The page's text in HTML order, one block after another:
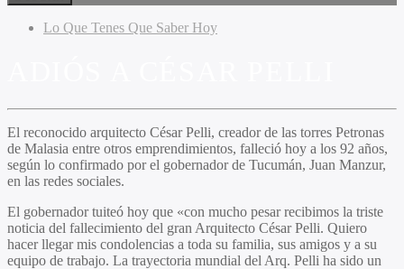
Lo Que Tenes Que Saber Hoy
El reconocido arquitecto César Pelli, creador de las torres Petronas
de Malasia entre otros emprendimientos, falleció hoy a los 92 años,
según lo confirmado por el gobernador de Tucumán, Juan Manzur,
en las redes sociales.
El gobernador tuiteó hoy que «con mucho pesar recibimos la triste
noticia del fallecimiento del gran Arquitecto César Pelli. Quiero
hacer llegar mis condolencias a toda su familia, sus amigos y a su
equipo de trabajo. La trayectoria mundial del Arq. Pelli ha sido un